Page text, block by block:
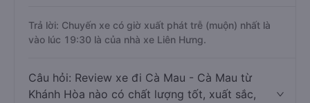
Trả lời: Chuyến xe có giờ xuất phát trễ (muộn) nhất là
vào lúc 19:30 là của nhà xe Liên Hưng.
Câu hỏi: Review xe đi Cà Mau - Cà Mau từ
Khánh Hòa nào có chất lượng tốt, xuất sắc,